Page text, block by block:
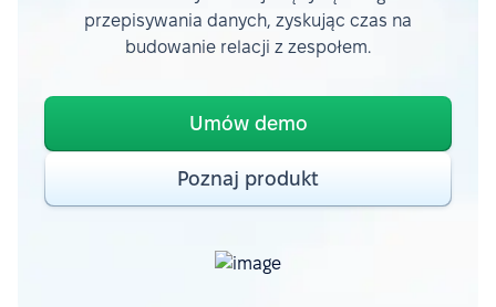
przepisywania danych, zyskując czas na
budowanie relacji z zespołem.
Umów demo
Poznaj produkt